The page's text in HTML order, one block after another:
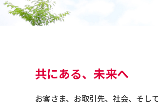
共にある、未来へ
お客さま、お取引先、社会、そし